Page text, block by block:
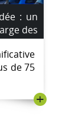
: un
des
de 75
+